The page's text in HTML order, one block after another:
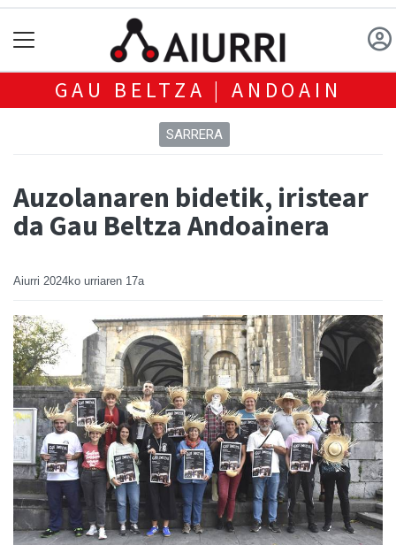
GAU BELTZA | ANDOAIN
SARRERA
Auzolanaren bidetik, iristear
da Gau Beltza Andoainera
Aiurri 2024ko urriaren 17a